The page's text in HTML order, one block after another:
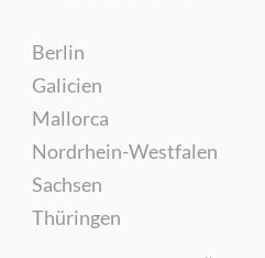
Berlin
Galicien
Mallorca
Nordrhein-Westfalen
Sachsen
Thüringen